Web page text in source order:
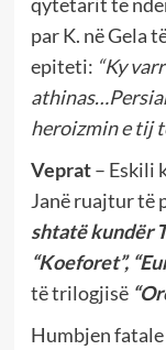
par K. në Gela
epiteti: “Ky
heroizmin e tij
Veprat – Eskili
Janë ruajtur të
shtatë kundër
“Koeforet”,
të trilogjisë
Humbjen